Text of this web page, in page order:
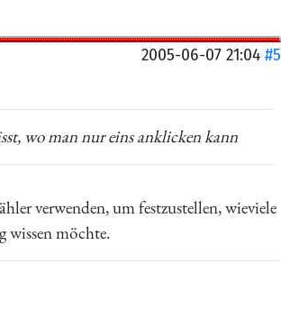
2005-06-07 21:04 #5
wo man nur eins anklicken kann
verwenden, um festzustellen, wieviele
wissen möchte.